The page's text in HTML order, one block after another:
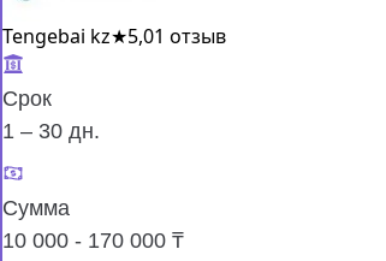
Tengebai kz★5,01 отзыв
Срок
1 – 30 дн.
Сумма
10 000 - 170 000 ₸